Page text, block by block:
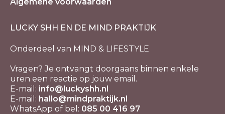
LUCKY SHH EN DE MIND PRAKTIJK
Onderdeel van MIND & LIFESTYLE
Vragen? Je ontvangt doorgaans binnen enkele
uren een reactie op jouw email.
E-mail: info@luckyshh.nl
E-mail: hallo@mindpraktijk.nl
WhatsApp of bel: 085 00 416 97